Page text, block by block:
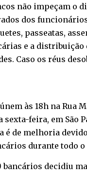
não impeçam o
dos
passeatas,
e a
Caso os réus
às 18h na
sexta-feira, em São
é de melhoria
durante todo o
decidiu